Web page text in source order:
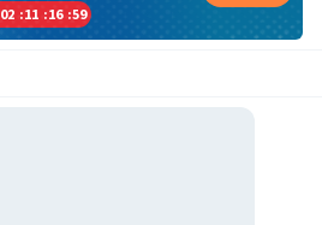
02 :11 :16 :59